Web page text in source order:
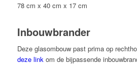
78 cm x 40 cm x 17 cm
Inbouwbrander
Deze glasombouw past prima op
deze linkom de bijpassende